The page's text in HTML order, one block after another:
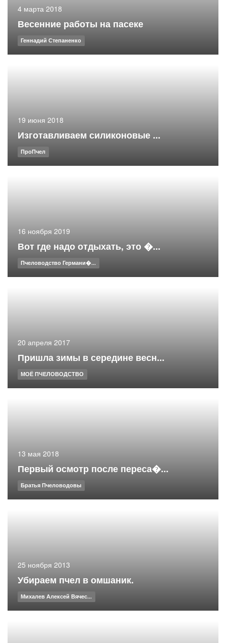
4 марта 2018
Весенние работы на пасеке
Геннадий Степаненко
19 июня 2018
Изготавливаем силиконовые ...
ПроПчел
16 ноября 2019
Вот где надо отдыхать, это �...
Пчеловодство Германи�...
20 апреля 2017
Пришла зимы в середине весн...
МОЁ ПЧЕЛОВОДСТВО
13 мая 2018
Первый осмотр после переса�...
Братья Пчеловодовы
25 ноября 2013
Убираем пчел в омшаник.
Михалев Алексей Вячес...